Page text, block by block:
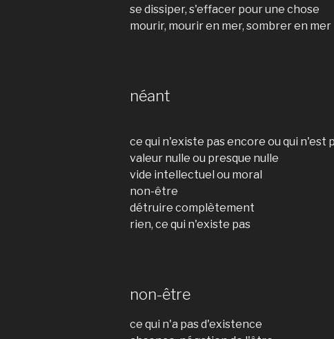
se dissiper, s'effacer pour une chose
mourir, mourir en mer, sombrer en mer
néant
ce qui n'existe pas encore ou qui n'est
valeur nulle ou presque nulle
vide intellectuel ou moral
non-être
détruire complètement
rien, ce qui n'existe pas
non-être
ce qui n'a pas d'existence